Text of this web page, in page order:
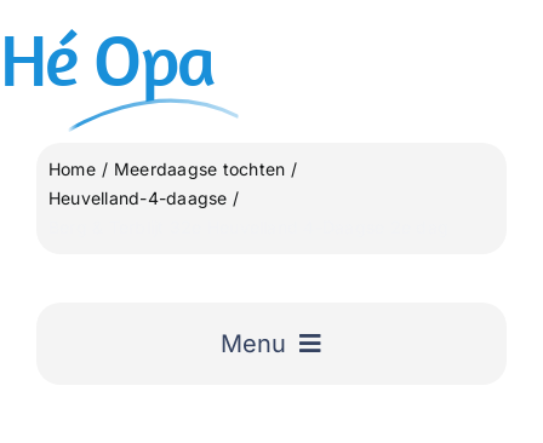
inhoud
Hé Opa
Home
Meerdaagse tochten
Heuvelland-4-daagse
Menu